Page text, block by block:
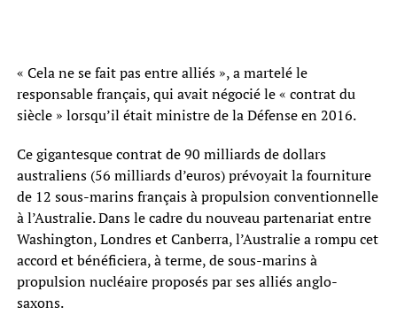
« Cela ne se fait pas entre alliés », a martelé le
responsable français, qui avait négocié le « contrat du
siècle » lorsqu’il était ministre de la Défense en 2016.
Ce gigantesque contrat de 90 milliards de dollars
australiens (56 milliards d’euros) prévoyait la fourniture
de 12 sous-marins français à propulsion conventionnelle
à l’Australie. Dans le cadre du nouveau partenariat entre
Washington, Londres et Canberra, l’Australie a rompu cet
accord et bénéficiera, à terme, de sous-marins à
propulsion nucléaire proposés par ses alliés anglo-
saxons.